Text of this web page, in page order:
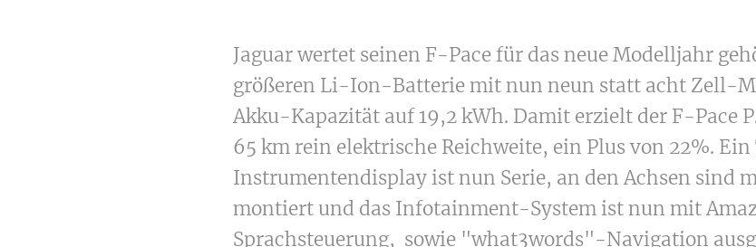
Jaguar wertet seinen F-Pace für das neue Modelljahr
größeren Li-Ion-Batterie mit nun neun statt acht Zell-
Akku-Kapazität auf 19,2 kWh. Damit erzielt der F-Pace
65 km rein elektrische Reichweite, ein Plus von 22%.
Instrumentendisplay ist nun Serie, an den Achsen sind
montiert und das Infotainment-System ist nun mit
Sprachsteuerung, sowie "what3words"-Navigation